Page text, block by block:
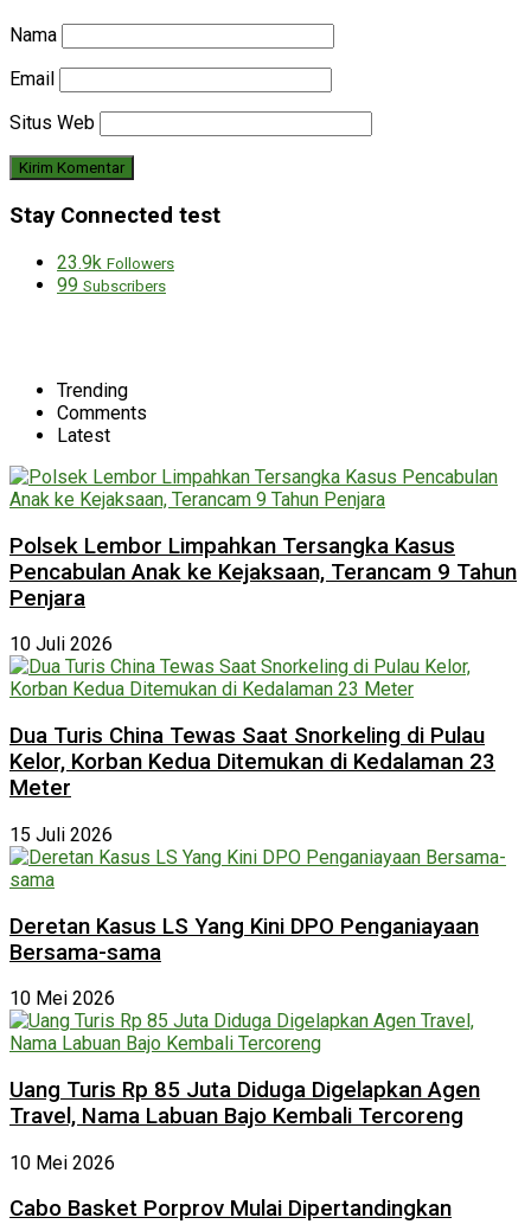
Nama
Email
Situs Web
Stay Connected test
23.9k Followers
99 Subscribers
Trending
Comments
Latest
Polsek Lembor Limpahkan Tersangka Kasus
Pencabulan Anak ke Kejaksaan, Terancam 9 Tahun
Penjara
10 Juli 2026
Dua Turis China Tewas Saat Snorkeling di Pulau
Kelor, Korban Kedua Ditemukan di Kedalaman 23
Meter
15 Juli 2026
Deretan Kasus LS Yang Kini DPO Penganiayaan
Bersama-sama
10 Mei 2026
Uang Turis Rp 85 Juta Diduga Digelapkan Agen
Travel, Nama Labuan Bajo Kembali Tercoreng
10 Mei 2026
Cabo Basket Porprov Mulai Dipertandingkan